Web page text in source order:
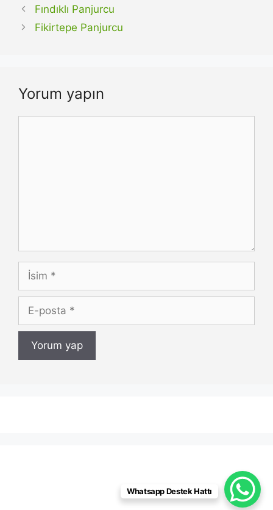
Fındıklı Panjurcu
Fikirtepe Panjurcu
Yorum yapın
İsim
posta
Whatsapp Destek Hattı